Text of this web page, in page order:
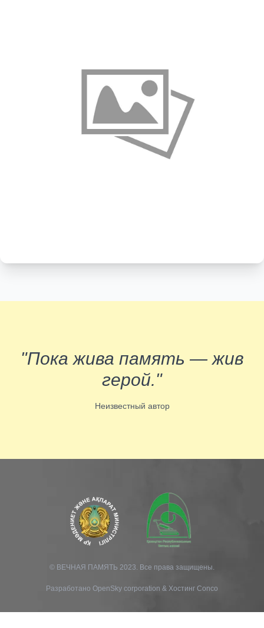
"Пока жива память — жив
герой."
Неизвестный автор
© ВЕЧНАЯ ПАМЯТЬ 2023. Все права защищены.
Разработано OpenSky corporation & Хостинг Conco